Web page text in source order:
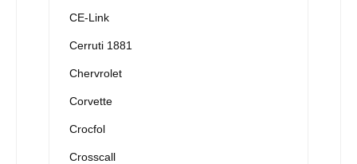
CE-Link
Cerruti 1881
Chervrolet
Corvette
Crocfol
Crosscall